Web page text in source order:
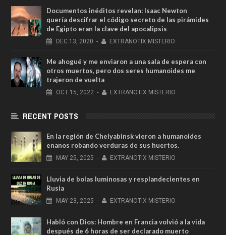
Documentos inéditos revelan: Isaac Newton
quería descifrar el código secreto de las pirámides
de Egipto eran la clave del apocalipsis
DEC 13, 2020 - EXTRANOTIX MISTERIO
Me ahogué y me enviaron a una sala de espera con
otros muertos, pero dos seres humanoides me
trajeron de vuelta
OCT 15, 2022 - EXTRANOTIX MISTERIO
RECENT POSTS
En la región de Chelyabinsk vieron a humanoides
enanos robando verduras de sus huertos.
MAY 25, 2025 - EXTRANOTIX MISTERIO
Lluvia de bolas luminosas y resplandecientes en
Rusia
MAY 23, 2025 - EXTRANOTIX MISTERIO
Habló con Dios: Hombre en Francia volvió a la vida
después de 6 horas de ser declarado muerto